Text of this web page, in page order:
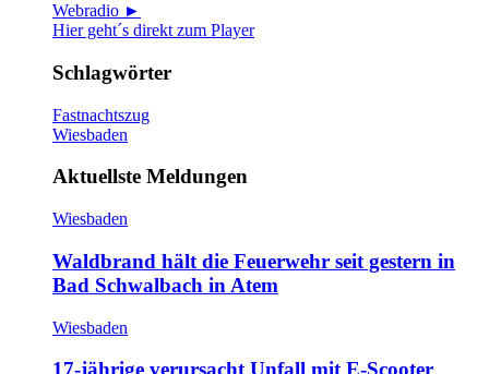
Webradio ►
Hier geht´s direkt zum Player
Schlagwörter
Fastnachtszug
Wiesbaden
Aktuellste Meldungen
Wiesbaden
Waldbrand hält die Feuerwehr seit gestern in
Bad Schwalbach in Atem
Wiesbaden
17-jährige verursacht Unfall mit E-Scooter